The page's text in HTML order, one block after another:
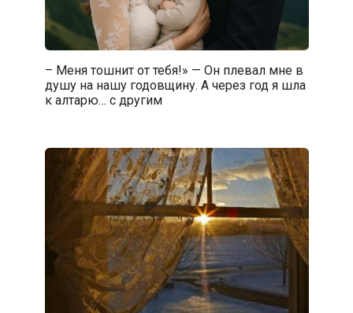
– Меня тошнит от тебя!» — Он плевал мне в
душу на нашу годовщину. А через год я шла
к алтарю… с другим